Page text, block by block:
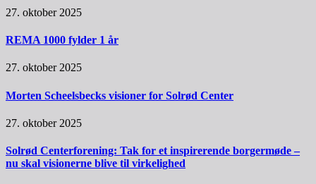
27. oktober 2025
REMA 1000 fylder 1 år
27. oktober 2025
Morten Scheelsbecks visioner for Solrød Center
27. oktober 2025
Solrød Centerforening: Tak for et inspirerende borgermøde –
nu skal visionerne blive til virkelighed